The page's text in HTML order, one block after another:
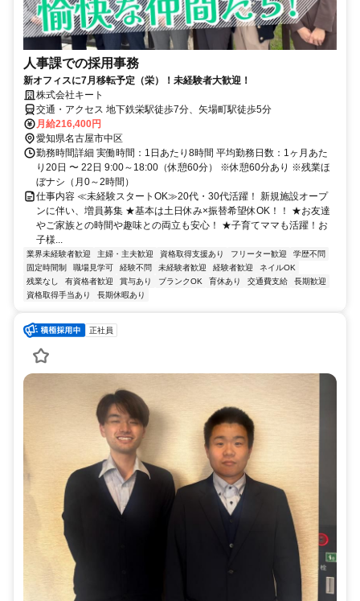
人事課での採用事務
新オフィスに7月移転予定（栄）！未経験者大歓迎！
株式会社キート
交通・アクセス 地下鉄栄駅徒歩7分、矢場町駅徒歩5分
月給216,400円
愛知県名古屋市中区
勤務時間詳細 実働時間：1日あたり8時間 平均勤務日数：1ヶ月あた
り20日 〜 22日 9:00～18:00（休憩60分） ※休憩60分あり ※残業ほ
ぼナシ（月0～2時間）
仕事内容 ≪未経験スタートOK≫20代・30代活躍！ 新規施設オープ
ンに伴い、増員募集 ★基本は土日休み×振替希望休OK！！ ★お友達
やご家族との時間や趣味との両立も安心！ ★子育てママも活躍！お
子様...
業界未経験者歓迎 主婦・主夫歓迎 資格取得支援あり フリーター歓迎
学歴不問
固定時間制
職場見学可 経験不問 未経験者歓迎 経験者歓迎
ネイルOK
残業なし
有資格者歓迎 賞与あり ブランクOK 育休あり 交通費支給
長期歓迎
資格取得手当あり
長期休暇あり
正社員